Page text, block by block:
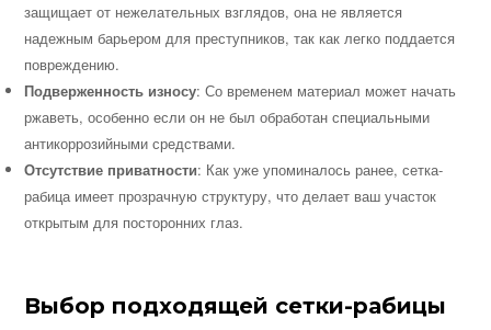
защищает от нежелательных взглядов, она не является
надежным барьером для преступников, так как легко поддается
повреждению.
Подверженность износу: Со временем материал может начать
ржаветь, особенно если он не был обработан специальными
антикоррозийными средствами.
Отсутствие приватности: Как уже упоминалось ранее, сетка-
рабица имеет прозрачную структуру, что делает ваш участок
открытым для посторонних глаз.
Выбор подходящей сетки-рабицы